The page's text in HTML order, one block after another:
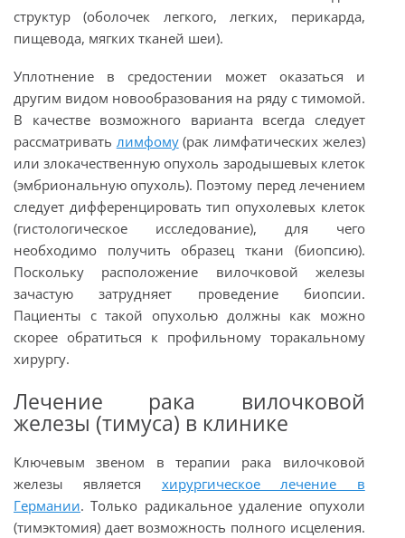
структур (оболочек легкого, легких, перикарда,
пищевода, мягких тканей шеи).
Уплотнение в средостении может оказаться и
другим видом новообразования на ряду с тимомой.
В качестве возможного варианта всегда следует
рассматривать лимфому(рак лимфатических желез)
или злокачественную опухоль зародышевых клеток
(эмбриональную опухоль). Поэтому перед лечением
следует дифференцировать тип опухолевых клеток
(гистологическое исследование), для чего
необходимо получить образец ткани (биопсию).
Поскольку расположение вилочковой железы
зачастую затрудняет проведение биопсии.
Пациенты с такой опухолью должны как можно
скорее обратиться к профильному торакальному
хирургу.
Лечение рака вилочковой
железы (тимуса) в клинике
Ключевым звеном в терапии рака вилочковой
железы является хирургическое лечение в
Германии. Только радикальное удаление опухоли
(тимэктомия) дает возможность полного исцеления.